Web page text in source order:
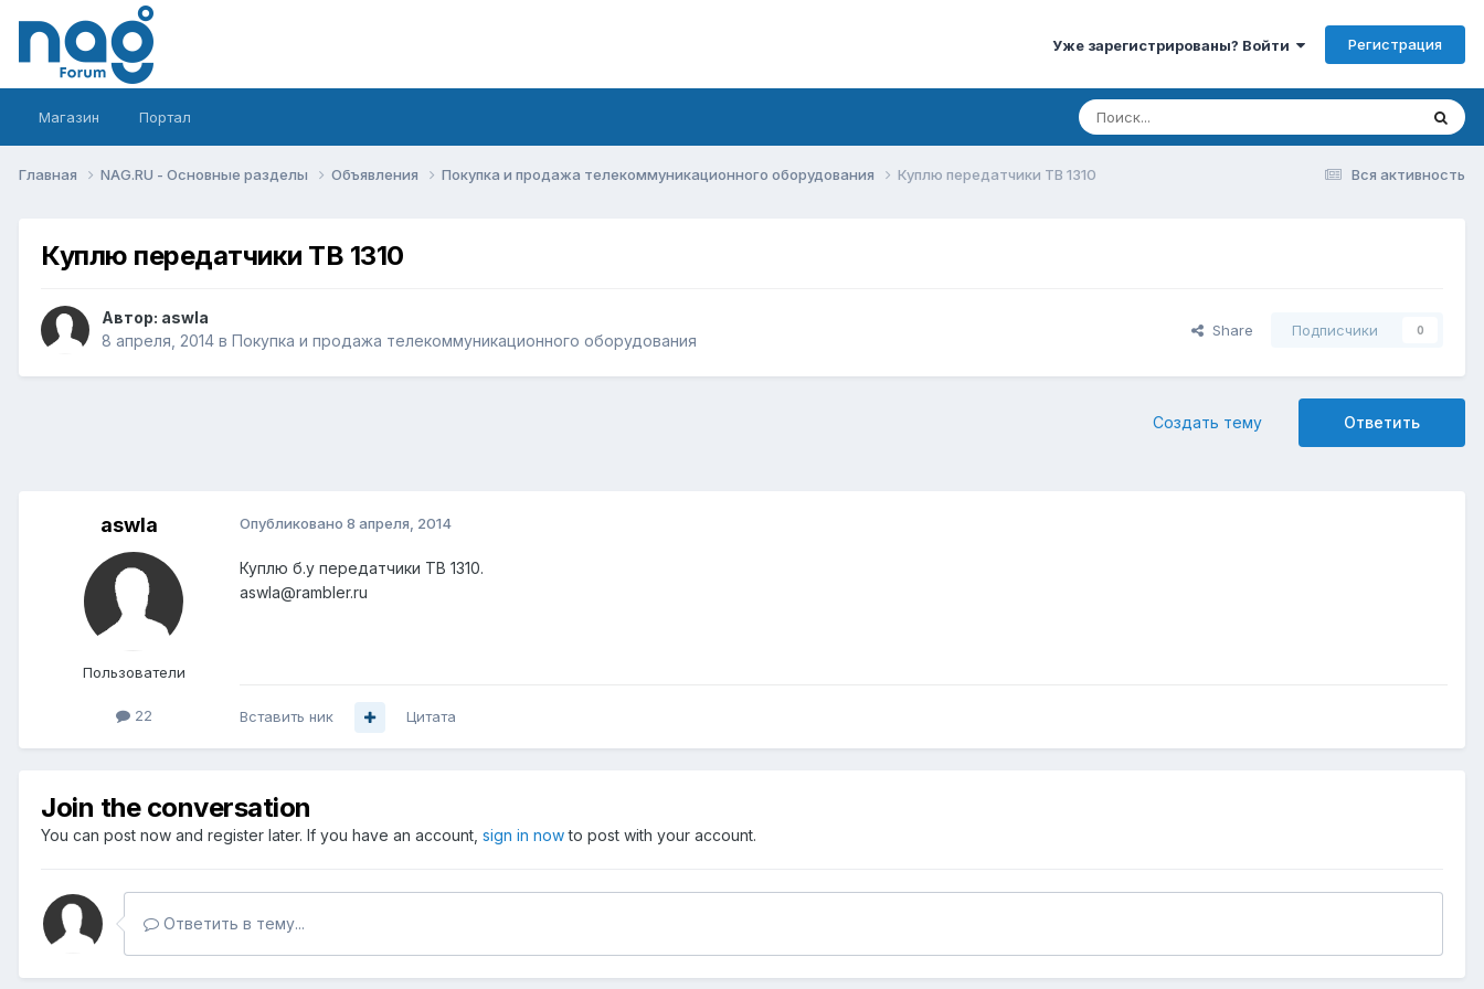
Уже зарегистрированы? Войти Регистрация
Магазин Портал
Вся активность
Главная NAG.RU - Основные разделы Объявления Покупка и продажа телекоммуникационного оборудования Куплю передатчики ТВ 1310
Куплю передатчики ТВ 1310
Автор: aswla
8 апреля, 2014 в Покупка и продажа телекоммуникационного оборудования
Share Подписчики 0
Ответить
Создать тему
aswla
Пользователи
22
Опубликовано 8 апреля, 2014
Куплю б.у передатчики ТВ 1310.
aswla@rambler.ru
Вставить ник Цитата
Join the conversation
You can post now and register later. If you have an account, sign in nowto post with your account.
Ответить в тему...